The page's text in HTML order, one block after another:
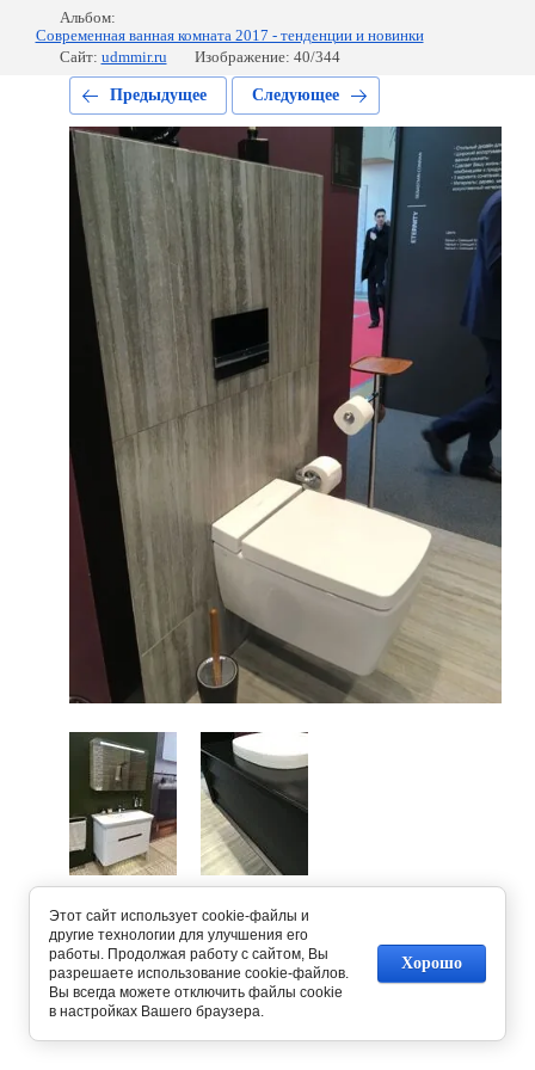
Альбом:
Современная ванная комната 2017 - тенденции и новинки
Сайт: udmmir.ru Изображение: 40/344
Предыдущее Следующее
Вернуться в галерею
Этот сайт использует cookie-файлы и
другие технологии для улучшения его
работы. Продолжая работу с сайтом, Вы
разрешаете использование cookie-файлов.
Вы всегда можете отключить файлы cookie
в настройках Вашего браузера.
Хорошо